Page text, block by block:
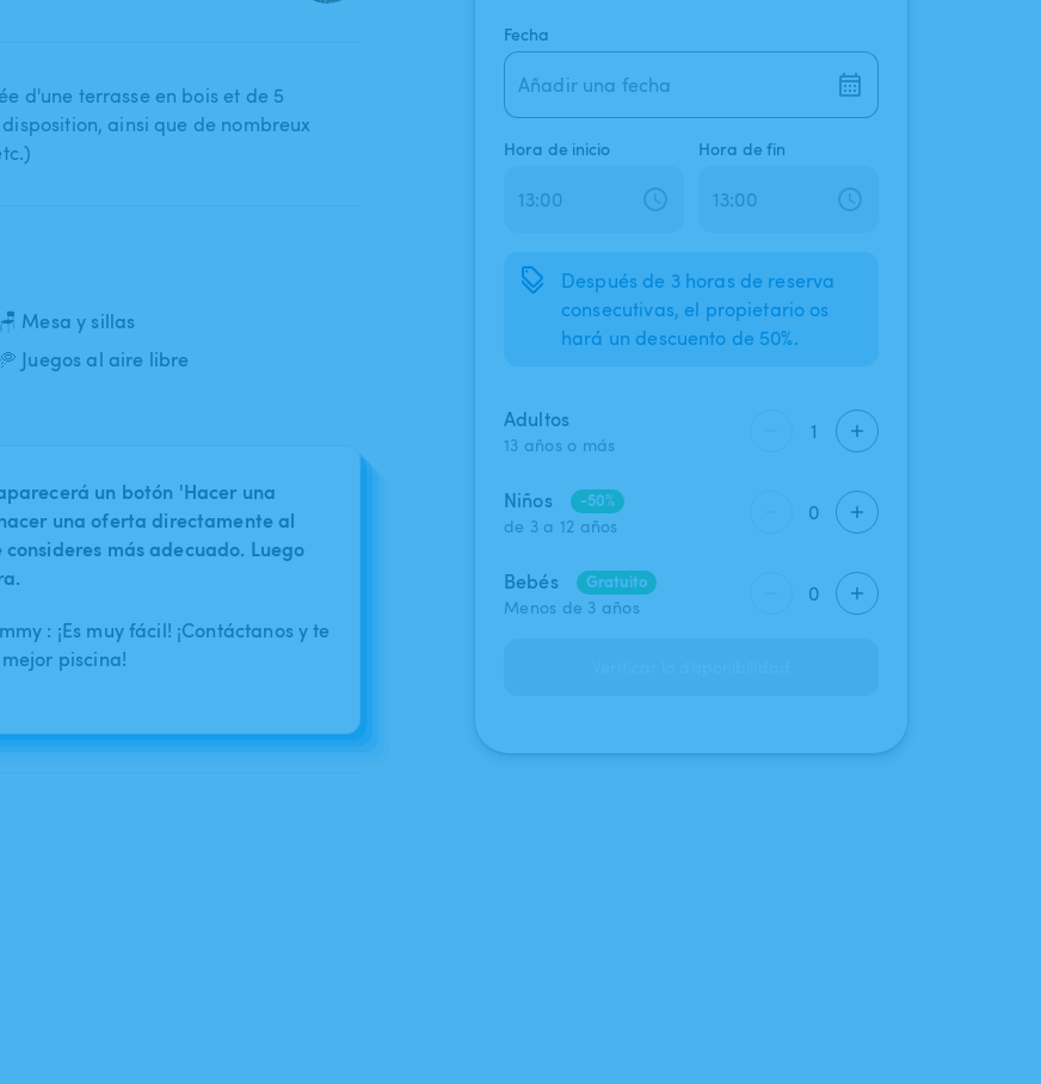
d'une terrasse en bois et de 5
ainsi que de nombreux
🪑 Mesa y sillas
🥏 Juegos al aire libre
un botón 'Hacer una
una oferta directamente al
más adecuado. Luego
: ¡Es muy fácil! ¡Contáctanos y te
piscina!
Fecha
Añadir una fecha
Hora de inicio Hora de fin
Después de 3 horas de reserva
consecutivas, el propietario os
hará un descuento de 50%.
Adultos
13 años o más
1
Niños
-50%
de 3 a 12 años
0
Bebés
Gratuito
Menos de 3 años
0